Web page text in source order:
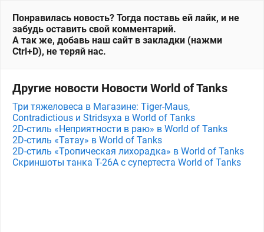
Понравилась новость? Тогда поставь ей лайк, и не
забудь оставить свой комментарий.
А так же, добавь наш сайт в закладки (нажми
Ctrl+D), не теряй нас.
Другие новости Новости World of Tanks
Три тяжеловеса в Магазине: Tiger-Maus,
Contradictious и Stridsyxa в World of Tanks
2D-стиль «Неприятности в раю» в World of Tanks
2D-стиль «Татау» в World of Tanks
2D-стиль «Тропическая лихорадка» в World of Tanks
Скриншоты танка T-26A с супертеста World of Tanks